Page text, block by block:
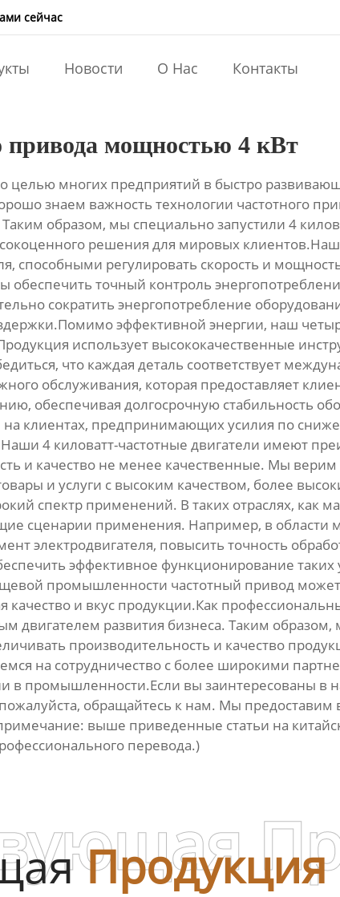
сейчас
Новости О Нас Контакты
привода мощностью 4 кВт
целью многих предприятий в быстро
знаем важность технологии частотного
образом, мы специально запустили 4
решения для мировых
способными регулировать скорость и
обеспечить точный контроль
сократить энергопотребление
эффективной энергии, наш
использует высококачественные
что каждая деталь соответствует
обслуживания, которая предоставляет
обеспечивая долгосрочную стабильность
клиентах, предпринимающих усилия по
4 киловатт-частотные двигатели имеют
и качество не менее качественные. Мы
и услуги с высоким качеством, более
спектр применений. В таких отраслях, как
сценарии применения. Например, в области
электродвигателя, повысить точность
эффективное функционирование
промышленности частотный привод может
качество и вкус продукции.Как
двигателем развития бизнеса. Таким
производительность и качество
на сотрудничество с более широкими
в промышленности.Если вы заинтересованы в
обращайтесь к нам. Мы
выше приведенные статьи на
перевода.)
Продукция